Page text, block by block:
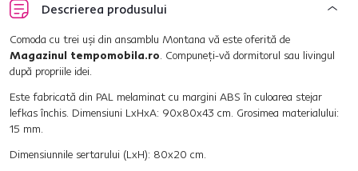
Descrierea produsului
Comoda cu trei uşi din ansamblu Montana vă este oferită de
Magazinul tempomobila.ro. Compuneţi-vă dormitorul sau livingul
după propriile idei.
Este fabricată din PAL melaminat cu margini ABS în culoarea stejar
lefkas închis. Dimensiuni LxHxA: 90x80x43 cm. Grosimea materialului:
15 mm.
Dimensiunnile sertarului (LxH): 80x20 cm.